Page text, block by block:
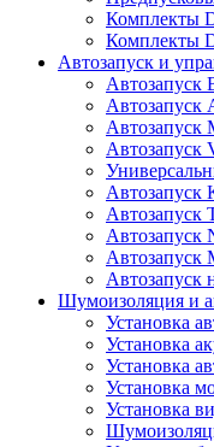
Комплекты
Комплекты
Автозапуск и
Автозапуск
Автозапуск
Автозапуск
Автозапуск
Автозапуск
Автозапуск
Автозапуск
Автозапуск
Шумоизоляция и
Установка
Установка
Установка
Установка
Установка